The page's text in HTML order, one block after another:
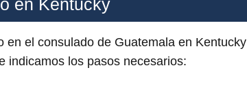
en Kentucky
el consulado de Guatemala en Kentucky
indicamos los pasos necesarios: